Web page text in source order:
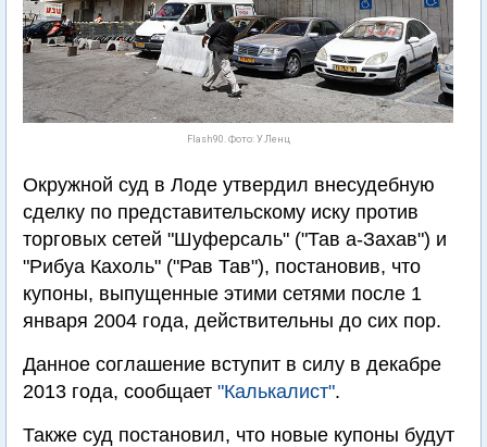
Flash90. Фото: У.Ленц
Окружной суд в Лоде утвердил внесудебную
сделку по представительскому иску против
торговых сетей "Шуферсаль" ("Тав а-Захав") и
"Рибуа Кахоль" ("Рав Тав"), постановив, что
купоны, выпущенные этими сетями после 1
января 2004 года, действительны до сих пор.
Данное соглашение вступит в силу в декабре
2013 года, сообщает "Калькалист".
Также суд постановил, что новые купоны будут